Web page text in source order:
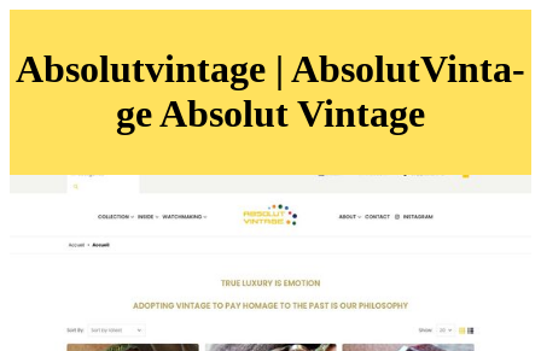
Ab­solutvin­ta­ge | Ab­solutVin­ta­
ge Absolut Vintage